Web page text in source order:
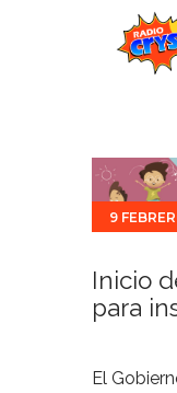
Eventos
Noticias
Para ti
9
Inicio
para
El